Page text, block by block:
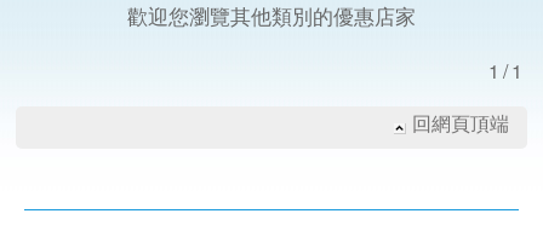
歡迎您瀏覽其他類別的優惠店家
1/1
回網頁頂端